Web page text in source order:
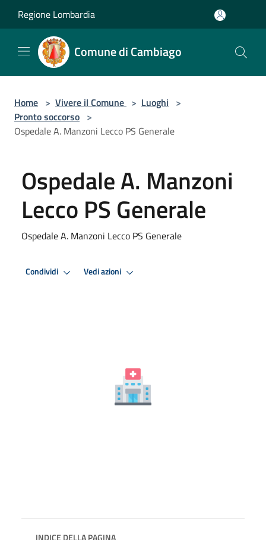
Regione Lombardia
Comune di Cambiago
Home > Vivere il Comune > Luoghi >
Pronto soccorso >
Ospedale A. Manzoni Lecco PS Generale
Ospedale A. Manzoni
Lecco PS Generale
Ospedale A. Manzoni Lecco PS Generale
Condividi Vedi azioni
INDICE DELLA PAGINA